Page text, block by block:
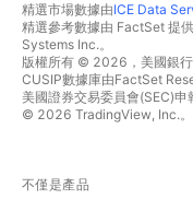
精選市場數據由ICE Data
精選參考數據由 FactSet 提
Systems Inc.。
版權所有 © 2026，美國銀
CUSIP數據庫由FactSet
美國證券交易委員會(SEC)申
© 2026 TradingView, Inc.。
不僅是產品